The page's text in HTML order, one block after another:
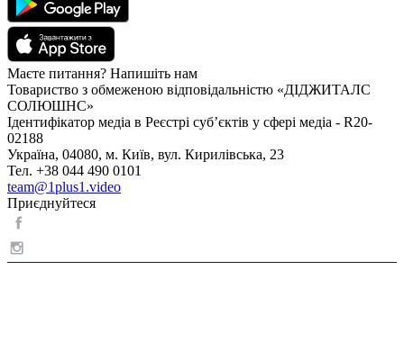
Маєте питання? Напишіть нам
Товариство з обмеженою відповідальністю «ДІДЖИТАЛС
СОЛЮШНС»
Ідентифікатор медіа в Реєстрі суб’єктів у сфері медіа - R20-
02188
Україна, 04080, м. Київ, вул. Кирилівська, 23
Тел. +38 044 490 0101
team@1plus1.video
Приєднуйтеся